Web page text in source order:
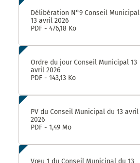
Délibération N°9 Conseil Municipal
13 avril 2026
PDF - 476,18 Ko
Ordre du jour Conseil Municipal 13
avril 2026
PDF - 143,13 Ko
PV du Conseil Municipal du 13 avril
2026
PDF - 1,49 Mo